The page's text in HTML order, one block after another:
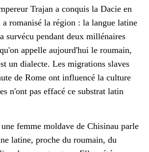
Trajan a conquis la Dacie en
romanisé la région : la langue latine
survécu pendant deux millénaires
appelle aujourd'hui le roumain,
un dialecte. Les migrations slaves
de Rome ont influencé la culture
n'ont pas effacé ce substrat latin
femme moldave de Chisinau parle
latine, proche du roumain, du